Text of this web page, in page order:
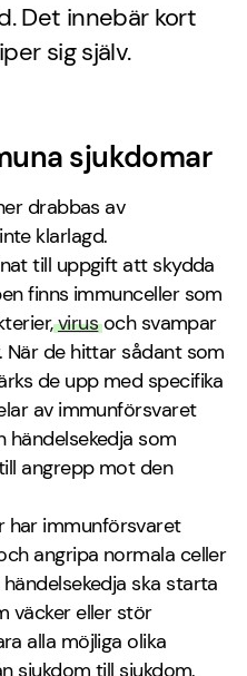
Det innebär kort
sig själv.
sjukdomar
drabbas av
klarlagd.
till uppgift att skydda
finns immunceller som
virusoch svampar
När de hittar sådant som
de upp med specifika
av immunförsvaret
som
angrepp mot den
har immunförsvaret
angripa normala celler
ska starta
väcker eller stör
alla möjliga olika
sjukdom till sjukdom.